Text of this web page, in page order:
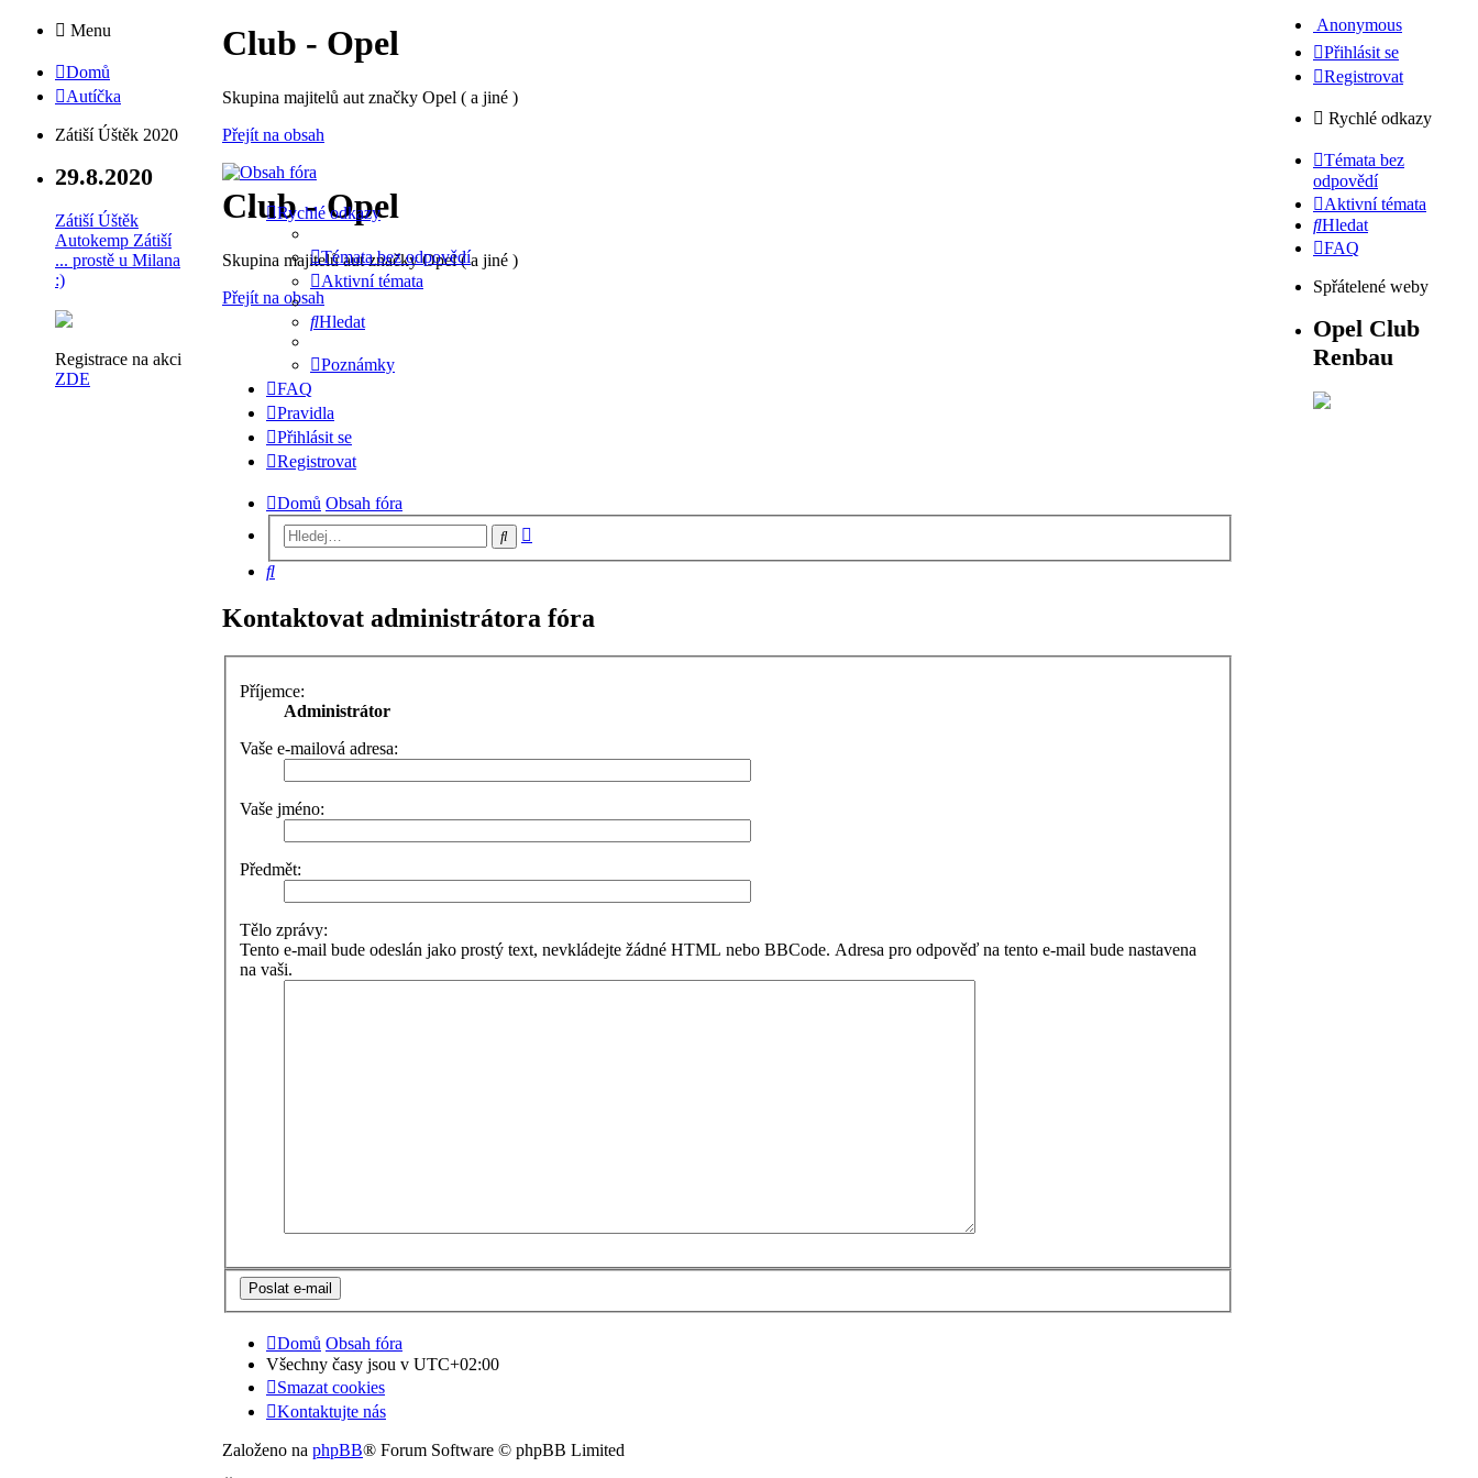
Menu
Domů
Autíčka
Zátiší Úštěk 2020
29.8.2020
Zátiší Úštěk
Autokemp Zátiší
... prostě u Milana
:)
Registrace na akci
ZDE
Club - Opel
Skupina majitelů aut značky Opel ( a jiné )
Přejít na obsah
Club - Opel
Skupina majitelů aut značky Opel ( a jiné )
Přejít na obsah
Rychlé odkazy
Témata bez odpovědí
Aktivní témata
Hledat
Poznámky
FAQ
Pravidla
Přihlásit se
Registrovat
Domů Obsah fóra
Hledat
Hledat
Kontaktovat administrátora fóra
Příjemce:
Administrátor
Vaše e-mailová adresa:
Vaše jméno:
Předmět:
Tělo zprávy:
Tento e-mail bude odeslán jako prostý text, nevkládejte žádné HTML nebo BBCode. Adresa pro odpověď na tento e-mail bude nastavena
na vaši.
Domů Obsah fóra
Všechny časy jsou v UTC+02:00
Smazat cookies
Kontaktujte nás
Založeno na phpBB® Forum Software © phpBB Limited
Anonymous
Přihlásit se
Registrovat
Rychlé odkazy
Témata bez
odpovědí
Aktivní témata
Hledat
FAQ
Spřátelené weby
Opel Club
Renbau